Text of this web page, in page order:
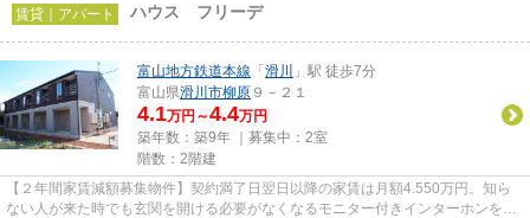
賃貸｜アパート ハウス フリーデ
富山地方鉄道本線 「 滑川
」駅 徒歩7分
富山県滑川市柳原 ９－２１
4.1万円～4.4万円
築年数：築9年 ｜募集中： 2室
階数：2階建
【２年間家賃減額募集物件】契約満了日翌日以降の家賃は月額4.550万円。知ら
ない人が来た時でも玄関を開ける必要がなくなるモニター付きインターホンを備